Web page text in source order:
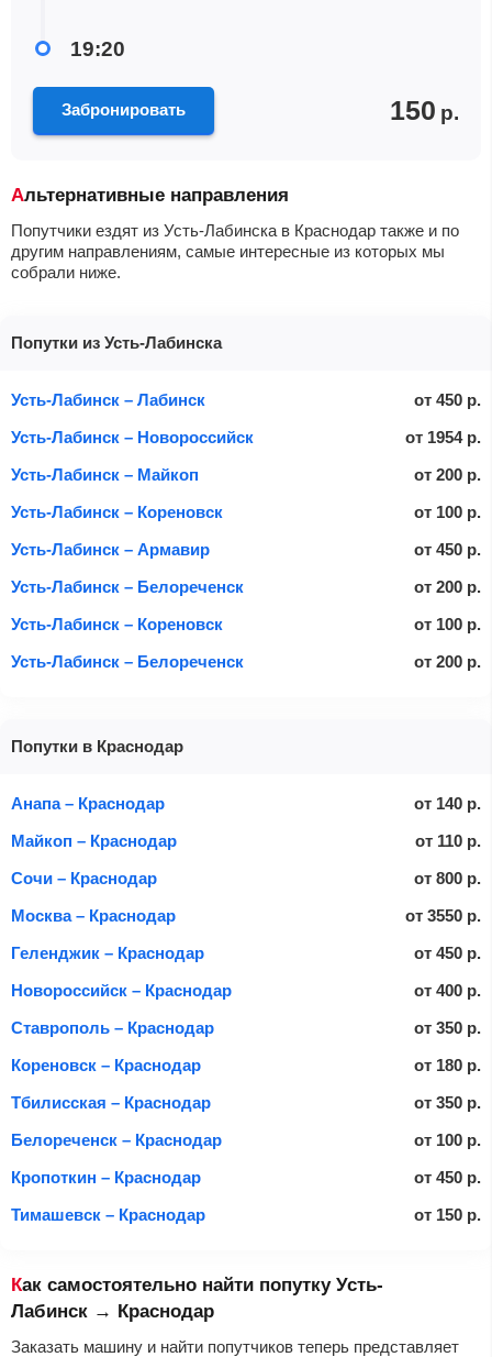
19:20
Забронировать 150 р.
Альтернативные направления
Попутчики ездят из Усть-Лабинска в Краснодар также и по
другим направлениям, самые интересные из которых мы
собрали ниже.
Попутки из Усть-Лабинска
Усть-Лабинск – Лабинск от 450 р.
Усть-Лабинск – Новороссийск
от 1954 р.
Усть-Лабинск – Майкоп
от 200 р.
Усть-Лабинск – Кореновск
от 100 р.
Усть-Лабинск – Армавир
от 450 р.
Усть-Лабинск – Белореченск
от 200 р.
Усть-Лабинск – Кореновск
от 100 р.
Усть-Лабинск – Белореченск
от 200 р.
Попутки в Краснодар
Анапа – Краснодар от 140 р.
Майкоп – Краснодар
от 110 р.
Сочи – Краснодар
от 800 р.
Москва – Краснодар
от 3550 р.
Геленджик – Краснодар
от 450 р.
Новороссийск – Краснодар
от 400 р.
Ставрополь – Краснодар
от 350 р.
Кореновск – Краснодар
от 180 р.
Тбилисская – Краснодар
от 350 р.
Белореченск – Краснодар
от 100 р.
Кропоткин – Краснодар
от 450 р.
Тимашевск – Краснодар
от 150 р.
Как самостоятельно найти попутку Усть-
Лабинск → Краснодар
Заказать машину и найти попутчиков теперь представляет